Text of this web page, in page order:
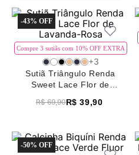
renda
9
sutiã renda
10
body
-43%
Compre 3 sutiãs com 10% OFF EXTRA
Sutiã Triângulo Renda
Sweet Lace Flor de
R$ 69,90R$ 39,90
+3
-50%